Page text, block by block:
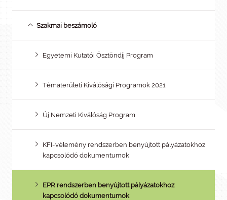
Szakmai beszámoló
Egyetemi Kutatói Ösztöndíj Program
Tématerületi Kiválósági Programok 2021
Új Nemzeti Kiválóság Program
KFI-vélemény rendszerben benyújtott pályázatokhoz
kapcsolódó dokumentumok
EPR rendszerben benyújtott pályázatokhoz
kapcsolódó dokumentumok